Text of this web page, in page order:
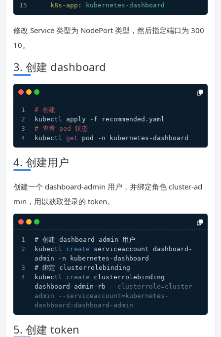
k8s-app:
kubernetes-dashboard
修改 Service 类型为 NodePort 类型，然后指定端口为 300
10。
3. 创建 dashboard
# 创建
kubectl apply -f recommended.yaml
# 查看 pod 状态
kubectl get pod -n kubernetes-dashboard
4. 创建用户
创建一个 dashboard-admin 用户，并绑定角色 cluster-ad
min，用以获取登录的 token。
# 创建 dashboard-admin 用户
kubectl create serviceaccount dashboard-
admin -n kubernetes-dashboard
# 绑定 clusterrolebinding
kubectl create clusterrolebinding
dashboard-admin-rb
--clusterrole=cluster-
admin --serviceaccount=kubernetes-
dashboard:dashboard-admin
5. 创建 token